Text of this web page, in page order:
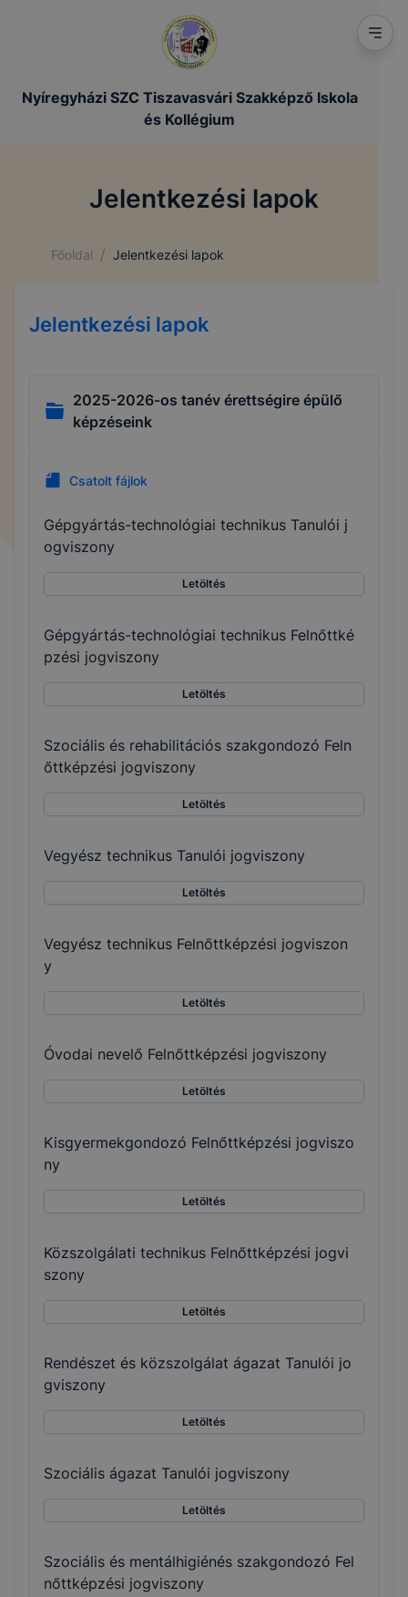
Nyíregyházi SZC Tiszavasvári Szakképző Iskola
és Kollégium
Jelentkezési lapok
Főoldal / Jelentkezési lapok
Jelentkezési lapok
2025-2026-os tanév érettségire épülő
képzéseink
Csatolt fájlok
Gépgyártás-technológiai technikus Tanulói j
ogviszony
Letöltés
Gépgyártás-technológiai technikus Felnőttké
pzési jogviszony
Letöltés
Szociális és rehabilitációs szakgondozó Feln
őttképzési jogviszony
Letöltés
Vegyész technikus Tanulói jogviszony
Letöltés
Vegyész technikus Felnőttképzési jogviszon
y
Letöltés
Óvodai nevelő Felnőttképzési jogviszony
Letöltés
Kisgyermekgondozó Felnőttképzési jogviszo
ny
Letöltés
Közszolgálati technikus Felnőttképzési jogvi
szony
Letöltés
Rendészet és közszolgálat ágazat Tanulói jo
gviszony
Letöltés
Szociális ágazat Tanulói jogviszony
Letöltés
Szociális és mentálhigiénés szakgondozó Fel
nőttképzési jogviszony